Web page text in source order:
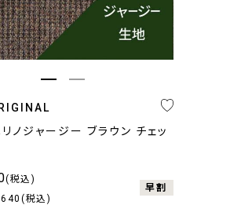
リノジャージー ブラウン チェッ
(税込)
税込)
早割